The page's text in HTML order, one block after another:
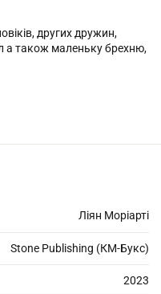
других дружин,
а також маленьку брехню,
негідні вчинки
зачудовано милуватися
свою ціну.
За її плечима —
для її віку. Життєві
вони зійдуться в одному
брехня» — блискучий
дружин, матерів та
Ліян Моріарті
Stone Publishing (КМ-Букс)
2023